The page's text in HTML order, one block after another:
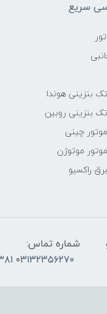
سریع
بنزینی هوندا
بنزینی روبین
موتور چینی
موتور موتوژن
راکسیو
شماره تماس:
۰۳۱۳۲۳۵۶۲۷۰ ۰۳۱۳۲۳۴۰۳۸۱ 09138734936 03132373169